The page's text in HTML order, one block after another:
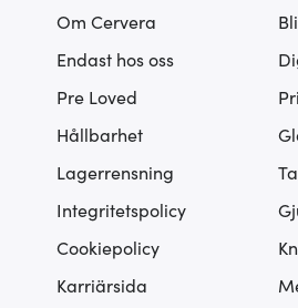
Om Cervera
Endast hos oss
Pre Loved
Hållbarhet
Lagerrensning
Integritetspolicy
Cookiepolicy
Karriärsida